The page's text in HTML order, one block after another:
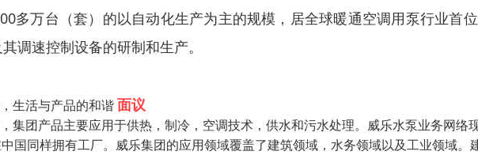
多万台（套）的以自动化生产为主的规模，居全球暖通空调用泵行业首
调速控制设备的研制和生产。
生活与产品的和谐面议
集团产品主要应用于供热，制冷，空调技术，供水和污水处理。威乐水泵业务网络
国同样拥有工厂。威乐集团的应用领域覆盖了建筑领域，水务领域以及工业领域。